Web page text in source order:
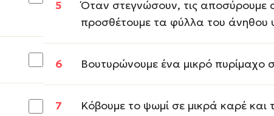
Όταν στεγνώσουν, τις αποσύρουμε
προσθέτουμε τα φύλλα του άνηθου
Βουτυρώνουμε ένα μικρό πυρίμαχο
Κόβουμε το ψωμί σε μικρά καρέ και